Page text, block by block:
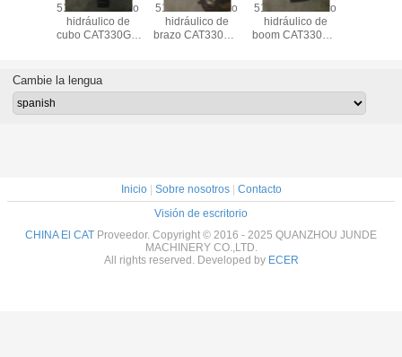
5165842 cilindro
hidráulico de
cubo CAT330GC
5165834 cilindro
hidráulico de
brazo CAT330GC
5165827 cilindro
hidráulico de
boom CAT330GC
Cambie la lengua
Inicio| Sobre nosotros| Contacto
Visión de escritorio
CHINA El CAT Proveedor. Copyright © 2016 - 2025 QUANZHOU JUNDE
MACHINERY CO.,LTD.
All rights reserved. Developed by ECER